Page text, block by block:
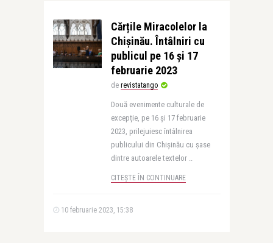
Cărțile Miracolelor la
Chișinău. Întâlniri cu
publicul pe 16 și 17
februarie 2023
de revistatango
Două evenimente culturale de
excepție, pe 16 și 17 februarie
2023, prilejuiesc întâlnirea
publicului din Chișinău cu șase
dintre autoarele textelor ..
CITEȘTE ÎN CONTINUARE
10 februarie 2023, 15:38